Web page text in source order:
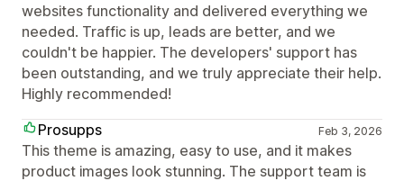
websites functionality and delivered everything we
needed. Traffic is up, leads are better, and we
couldn't be happier. The developers' support has
been outstanding, and we truly appreciate their help.
Highly recommended!
Prosupps
Feb 3, 2026
This theme is amazing, easy to use, and it makes
product images look stunning. The support team is